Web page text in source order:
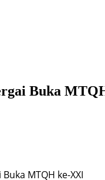
Buka